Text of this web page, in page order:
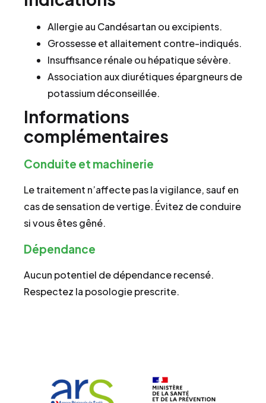
Allergie au Candésartan ou excipients.
Grossesse et allaitement contre-indiqués.
Insuffisance rénale ou hépatique sévère.
Association aux diurétiques épargneurs de
potassium déconseillée.
Informations
complémentaires
Conduite et machinerie
Le traitement n’affecte pas la vigilance, sauf en
cas de sensation de vertige. Évitez de conduire
si vous êtes gêné.
Dépendance
Aucun potentiel de dépendance recensé.
Respectez la posologie prescrite.